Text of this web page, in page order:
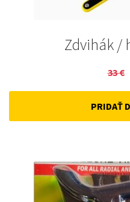
Zdvihák /
33€
PRIDAŤ